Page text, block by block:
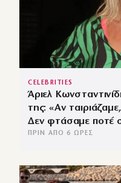
CELEBRITIES
Άριελ
της: «Αν
Δεν φτάσαμε ποτέ
ΠΡΙΝ ΑΠΌ 6 ΏΡΕΣ